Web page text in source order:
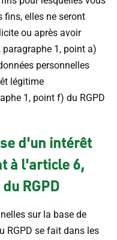
fins, elles ne seront
ou après avoir
1, point a)
personnelles
légitime
1, point f) du RGPD
d'un intérêt
à l'article 6,
RGPD
sur la base de
RGPD se fait dans les